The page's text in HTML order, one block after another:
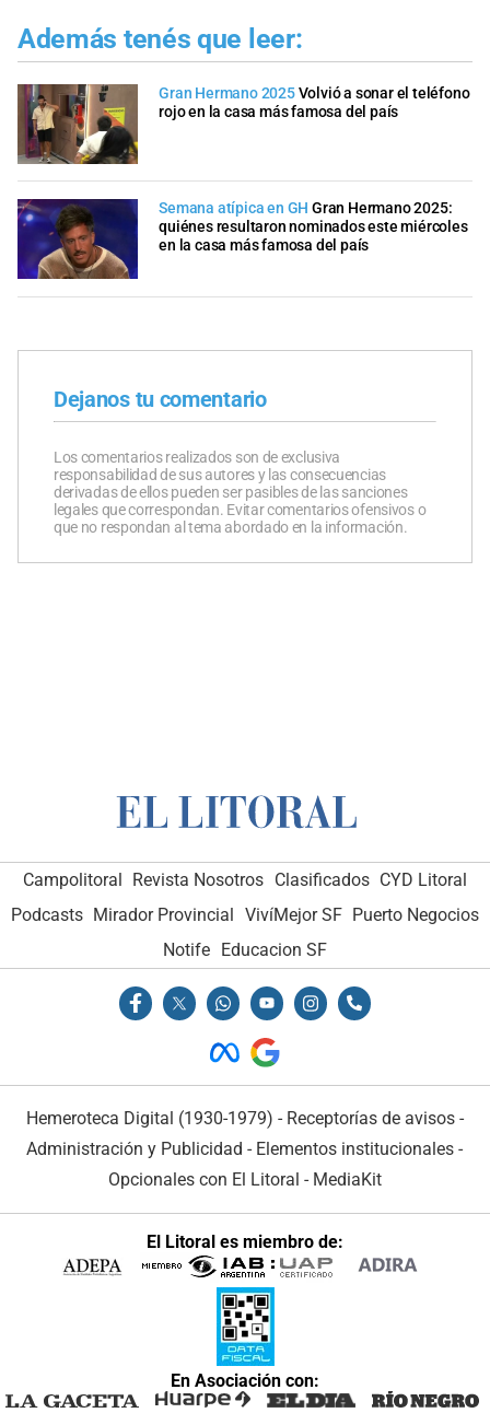
Además tenés que leer:
Gran Hermano 2025Volvió a sonar el teléfono
rojo en la casa más famosa del país
Semana atípica en GH Gran Hermano 2025:
quiénes resultaron nominados este miércoles
en la casa más famosa del país
Dejanos tu comentario
Los comentarios realizados son de exclusiva
responsabilidad de sus autores y las consecuencias
derivadas de ellos pueden ser pasibles de las sanciones
legales que correspondan. Evitar comentarios ofensivos o
que no respondan al tema abordado en la información.
Campolitoral Revista Nosotros Clasificados CYD Litoral
Podcasts Mirador Provincial VivíMejor SF Puerto Negocios
Notife
Educacion SF
Hemeroteca Digital (1930-1979) - Receptorías de avisos -
Administración y Publicidad - Elementos institucionales -
Opcionales con El Litoral - MediaKit
El Litoral es miembro de:
En Asociación con: